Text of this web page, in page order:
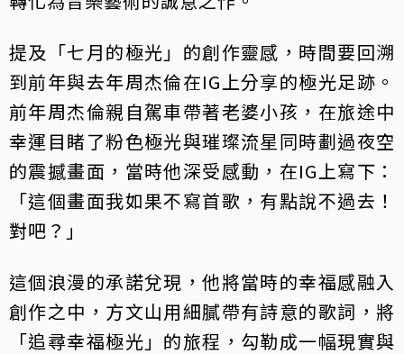
提及「七月的極光」的創作靈感，時間要回溯
到前年與去年周杰倫在IG上分享的極光足跡。
前年周杰倫親自駕車帶著老婆小孩，在旅途中
幸運目睹了粉色極光與璀璨流星同時劃過夜空
的震撼畫面，當時他深受感動，在IG上寫下：
「這個畫面我如果不寫首歌，有點說不過去！
對吧？」
這個浪漫的承諾兌現，他將當時的幸福感融入
創作之中，方文山用細膩帶有詩意的歌詞，將
「追尋幸福極光」的旅程，勾勒成一幅現實與